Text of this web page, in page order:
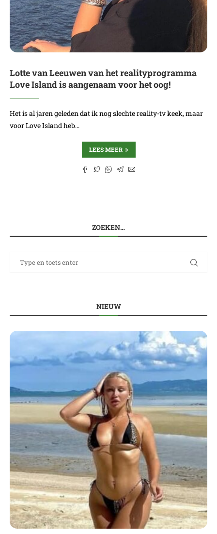
Lotte van Leeuwen van het realityprogramma
Love Island is aangenaam voor het oog!
Het is al jaren geleden dat ik nog slechte reality-tv keek, maar
voor Love Island heb…
LEES MEER
ZOEKEN…
NIEUW